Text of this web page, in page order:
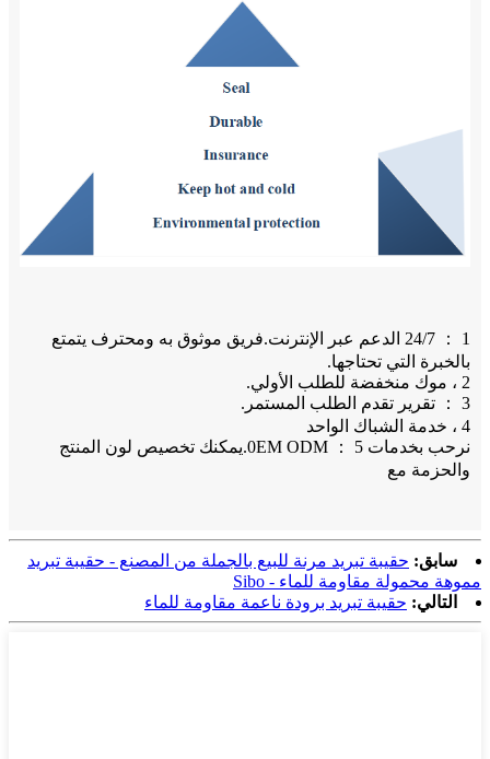
1 ： 24/7 الدعم عبر الإنترنت.فريق موثوق به ومحترف يتمتع
بالخبرة التي تحتاجها.
2 ، موك منخفضة للطلب الأولي.
3 ： تقرير تقدم الطلب المستمر.
4 ، خدمة الشباك الواحد
نرحب بخدمات 5 ： 0EM ODM.يمكنك تخصيص لون المنتج
والحزمة مع
سابق: حقيبة تبريد مرنة للبيع بالجملة من المصنع - حقيبة تبريد
مموهة محمولة مقاومة للماء - Sibo
التالي: حقيبة تبريد برودة ناعمة مقاومة للماء